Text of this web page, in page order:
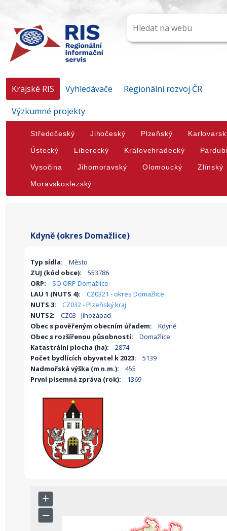
Krajské RIS Vyhledávače
Regionální rozvoj ČR
Výzkumné projekty
Středočeský Jihočeský Plzeňský
Ústecký Liberecký Královehradecký
Vysočina Jihomoravský Olomoucký Zlínský
Moravskoslezský
Kdyně (okres Domažlice)
Typ sídla:
Město
ZUJ (kód obce):
553786
ORP:
SO ORP Domažlice
LAU 1 (NUTS 4):
CZ0321 - okres Domažlice
NUTS 3:
CZ032 - Plzeňský kraj
NUTS2:
CZ03 - Jihozápad
Obec s pověřeným obecním úřadem:
Kdyně
Obec s rozšířenou působností:
Domažlice
Katastrální plocha (ha):
2874
Počet bydlících obyvatel k 2023:
5139
Nadmořská výška (m n.m.):
455
První písemná zpráva (rok):
1369